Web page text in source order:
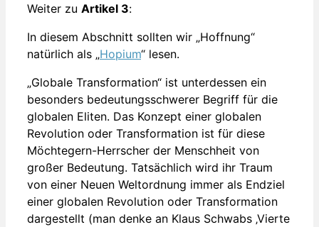
Weiter zu Artikel 3:
In diesem Abschnitt sollten wir „Hoffnung“
natürlich als „Hopium“ lesen.
„Globale Transformation“ ist unterdessen ein
besonders bedeutungsschwerer Begriff für die
globalen Eliten. Das Konzept einer globalen
Revolution oder Transformation ist für diese
Möchtegern-Herrscher der Menschheit von
großer Bedeutung. Tatsächlich wird ihr Traum
von einer Neuen Weltordnung immer als Endziel
einer globalen Revolution oder Transformation
dargestellt (man denke an Klaus Schwabs ‚Vierte